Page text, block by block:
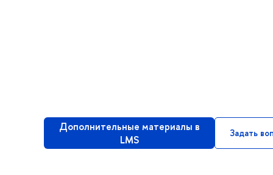
Дополнительные материалы в
LMS
Задать